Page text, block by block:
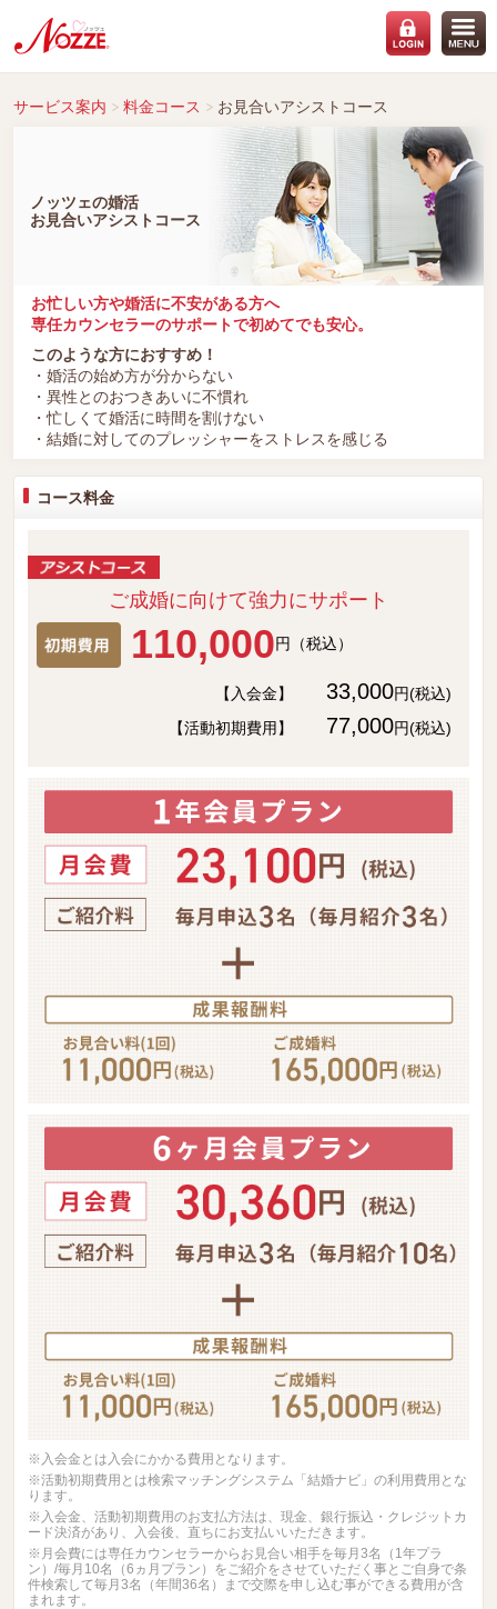
サービス案内 料金コース お見合いアシストコース
ノッツェの婚活
お見合いアシストコース
お忙しい方や婚活に不安がある方へ
専任カウンセラーのサポートで初めてでも安心。
このような方におすすめ！
・婚活の始め方が分からない
・異性とのおつきあいに不慣れ
・忙しくて婚活に時間を割けない
・結婚に対してのプレッシャーをストレスを感じる
コース料金
ご成婚に向けて強力にサポート
110,000円（税込）
【入会金】 33,000円(税込)
【活動初期費用】
77,000円(税込)
※入会金とは入会にかかる費用となります。
※活動初期費用とは検索マッチングシステム「結婚ナビ」の利用費用とな
ります。
※入会金、活動初期費用のお支払方法は、現金、銀行振込・クレジットカ
ード決済があり、入会後、直ちにお支払いいただきます。
※月会費には専任カウンセラーからお見合い相手を毎月3名（1年プラ
ン）/毎月10名（6ヵ月プラン）をご紹介をさせていただく事とご自身で条
件検索して毎月3名（年間36名）まで交際を申し込む事ができる費用が含
まれます。